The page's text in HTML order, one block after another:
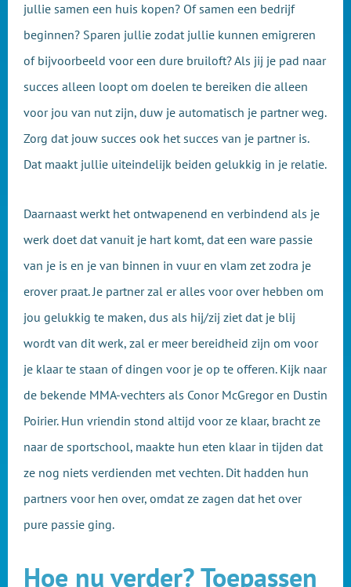
jullie samen een huis kopen? Of samen een bedrijf
beginnen? Sparen jullie zodat jullie kunnen emigreren
of bijvoorbeeld voor een dure bruiloft? Als jij je pad naar
succes alleen loopt om doelen te bereiken die alleen
voor jou van nut zijn, duw je automatisch je partner weg.
Zorg dat jouw succes ook het succes van je partner is.
Dat maakt jullie uiteindelijk beiden gelukkig in je relatie.
Daarnaast werkt het ontwapenend en verbindend als je
werk doet dat vanuit je hart komt, dat een ware passie
van je is en je van binnen in vuur en vlam zet zodra je
erover praat. Je partner zal er alles voor over hebben om
jou gelukkig te maken, dus als hij/zij ziet dat je blij
wordt van dit werk, zal er meer bereidheid zijn om voor
je klaar te staan of dingen voor je op te offeren. Kijk naar
de bekende MMA-vechters als Conor McGregor en Dustin
Poirier. Hun vriendin stond altijd voor ze klaar, bracht ze
naar de sportschool, maakte hun eten klaar in tijden dat
ze nog niets verdienden met vechten. Dit hadden hun
partners voor hen over, omdat ze zagen dat het over
pure passie ging.
Hoe nu verder? Toepassen